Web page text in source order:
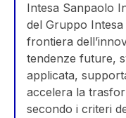
Intesa Sanpaolo
del Gruppo
frontiera
tendenze future,
applicata,
accelera la
secondo i criteri